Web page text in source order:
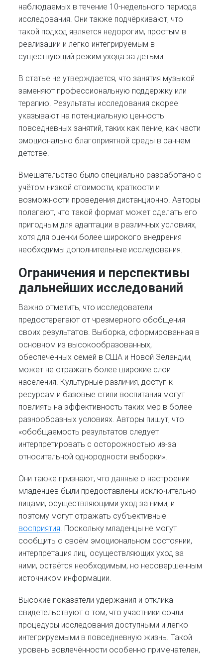
наблюдаемых в течение 10-недельного периода
исследования. Они также подчёркивают, что
такой подход является недорогим, простым в
реализации и легко интегрируемым в
существующий режим ухода за детьми.
В статье не утверждается, что занятия музыкой
заменяют профессиональную поддержку или
терапию. Результаты исследования скорее
указывают на потенциальную ценность
повседневных занятий, таких как пение, как части
эмоционально благоприятной среды в раннем
детстве.
Вмешательство было специально разработано с
учётом низкой стоимости, краткости и
возможности проведения дистанционно. Авторы
полагают, что такой формат может сделать его
пригодным для адаптации в различных условиях,
хотя для оценки более широкого внедрения
необходимы дополнительные исследования.
Ограничения и перспективы
дальнейших исследований
Важно отметить, что исследователи
предостерегают от чрезмерного обобщения
своих результатов. Выборка, сформированная в
основном из высокообразованных,
обеспеченных семей в США и Новой Зеландии,
может не отражать более широкие слои
населения. Культурные различия, доступ к
ресурсам и базовые стили воспитания могут
повлиять на эффективность таких мер в более
разнообразных условиях. Авторы пишут, что
«обобщаемость результатов следует
интерпретировать с осторожностью из-за
относительной однородности выборки».
Они также признают, что данные о настроении
младенцев были предоставлены исключительно
лицами, осуществляющими уход за ними, и
поэтому могут отражать субъективные
восприятия . Поскольку младенцы не могут
сообщить о своём эмоциональном состоянии,
интерпретация лиц, осуществляющих уход за
ними, остаётся необходимым, но несовершенным
источником информации.
Высокие показатели удержания и отклика
свидетельствуют о том, что участники сочли
процедуры исследования доступными и легко
интегрируемыми в повседневную жизнь. Такой
уровень вовлечённости особенно примечателен,